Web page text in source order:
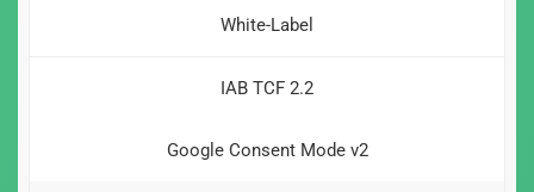
White-Label
IAB TCF 2.2
Google Consent Mode v2